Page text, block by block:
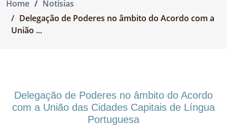
Home
Notisias
Delegação de Poderes no âmbito do Acordo com a
União ...
Delegação de Poderes no âmbito do Acordo
com a União das Cidades Capitais de Língua
Portuguesa